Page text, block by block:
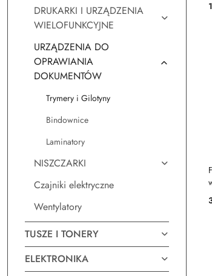
DRUKARKI I URZĄDZENIA
WIELOFUNKCYJNE
URZĄDZENIA DO
OPRAWIANIA
DOKUMENTÓW
Trymery i Gilotyny
Bindownice
Laminatory
NISZCZARKI
Czajniki elektryczne
Wentylatory
TUSZE I TONERY
ELEKTRONIKA